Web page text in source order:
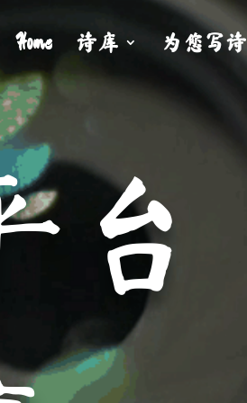
Home 诗库 为您写诗
台